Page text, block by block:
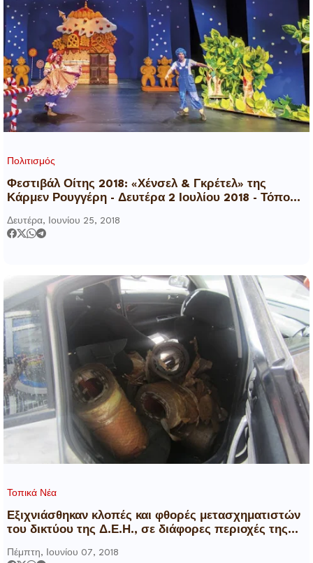
Πολιτισμός
Φεστιβάλ Οίτης 2018: «Χένσελ & Γκρέτελ» της
Κάρμεν Ρουγγέρη - Δευτέρα 2 Ιουλίου 2018 - Τόπος
Δευτέρα, Ιουνίου 25, 2018
Τοπικά Νέα
Εξιχνιάσθηκαν κλοπές και φθορές μετασχηματιστών
του δικτύου της Δ.Ε.Η., σε διάφορες περιοχές της
Πέμπτη, Ιουνίου 07, 2018